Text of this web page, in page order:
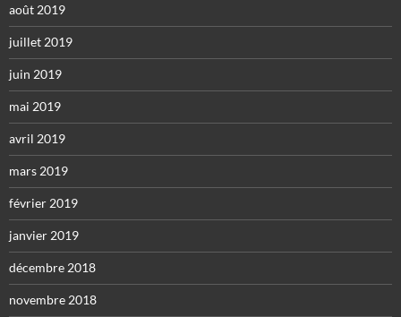
août 2019
juillet 2019
juin 2019
mai 2019
avril 2019
mars 2019
février 2019
janvier 2019
décembre 2018
novembre 2018